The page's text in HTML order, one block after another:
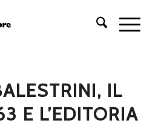
IL
E L’EDITORIA